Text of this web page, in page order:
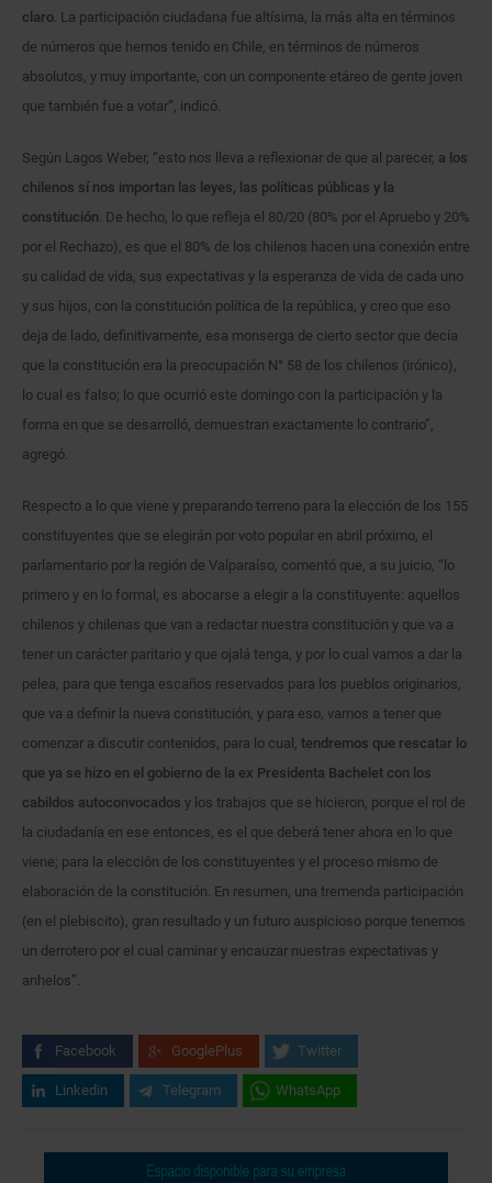
claro . La participación ciudadana fue altísima, la más alta en términos
de números que hemos tenido en Chile, en términos de números
absolutos, y muy importante, con un componente etáreo de gente joven
que también fue a votar”, indicó.
Según Lagos Weber, “esto nos lleva a reflexionar de que al parecer, a los
chilenos sí nos importan las leyes, las políticas públicas y la
constitución . De hecho, lo que refleja el 80/20 (80% por el Apruebo y 20%
por el Rechazo), es que el 80% de los chilenos hacen una conexión entre
su calidad de vida, sus expectativas y la esperanza de vida de cada uno
y sus hijos, con la constitución política de la república, y creo que eso
deja de lado, definitivamente, esa monserga de cierto sector que decía
que la constitución era la preocupación N° 58 de los chilenos (irónico),
lo cual es falso; lo que ocurrió este domingo con la participación y la
forma en que se desarrolló, demuestran exactamente lo contrario”,
agregó.
Respecto a lo que viene y preparando terreno para la elección de los 155
constituyentes que se elegirán por voto popular en abril próximo, el
parlamentario por la región de Valparaíso, comentó que, a su juicio, “lo
primero y en lo formal, es abocarse a elegir a la constituyente: aquellos
chilenos y chilenas que van a redactar nuestra constitución y que va a
tener un carácter paritario y que ojalá tenga, y por lo cual vamos a dar la
pelea, para que tenga escaños reservados para los pueblos originarios,
que va a definir la nueva constitución, y para eso, vamos a tener que
comenzar a discutir contenidos, para lo cual, tendremos que rescatar lo
que ya se hizo en el gobierno de la ex Presidenta Bachelet con los
cabildos autoconvocados y los trabajos que se hicieron, porque el rol de
la ciudadanía en ese entonces, es el que deberá tener ahora en lo que
viene; para la elección de los constituyentes y el proceso mismo de
elaboración de la constitución. En resumen, una tremenda participación
(en el plebiscito), gran resultado y un futuro auspicioso porque tenemos
un derrotero por el cual caminar y encauzar nuestras expectativas y
anhelos”.
Facebook GooglePlus Twitter
Linkedin Telegram WhatsApp